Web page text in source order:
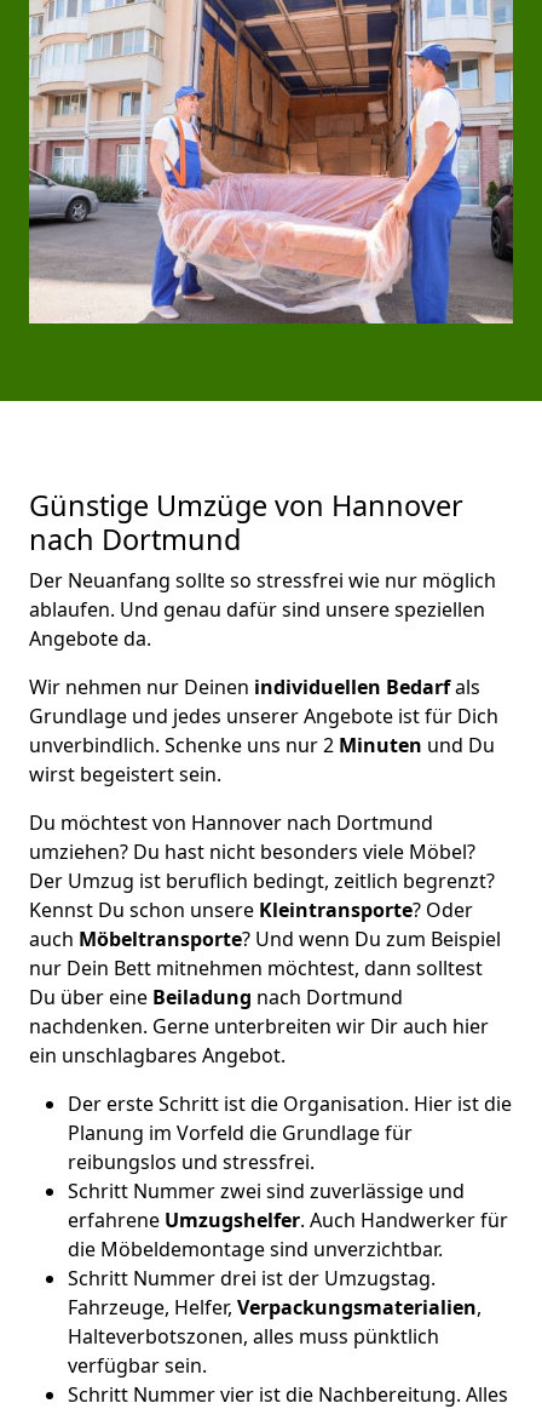
Günstige Umzüge von Hannover
nach Dortmund
Der Neuanfang sollte so stressfrei wie nur möglich
ablaufen. Und genau dafür sind unsere speziellen
Angebote da.
Wir nehmen nur Deinen individuellen Bedarfals
Grundlage und jedes unserer Angebote ist für Dich
unverbindlich. Schenke uns nur 2 Minuten und Du
wirst begeistert sein.
Du möchtest von Hannover nach Dortmund
umziehen? Du hast nicht besonders viele Möbel?
Der Umzug ist beruflich bedingt, zeitlich begrenzt?
Kennst Du schon unsere Kleintransporte? Oder
auch Möbeltransporte? Und wenn Du zum Beispiel
nur Dein Bett mitnehmen möchtest, dann solltest
Du über eine Beiladung nach Dortmund
nachdenken. Gerne unterbreiten wir Dir auch hier
ein unschlagbares Angebot.
Der erste Schritt ist die Organisation. Hier ist die
Planung im Vorfeld die Grundlage für
reibungslos und stressfrei.
Schritt Nummer zwei sind zuverlässige und
erfahrene Umzugshelfer. Auch Handwerker für
die Möbeldemontage sind unverzichtbar.
Schritt Nummer drei ist der Umzugstag.
Fahrzeuge, Helfer, Verpackungsmaterialien,
Halteverbotszonen, alles muss pünktlich
verfügbar sein.
Schritt Nummer vier ist die Nachbereitung. Alles